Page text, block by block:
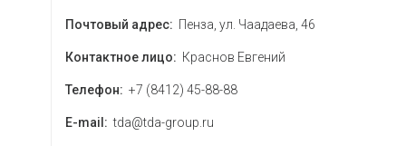
Почтовый адрес: Пенза, ул. Чаадаева, 46
Контактное лицо: Краснов Евгений
Телефон: +7 (8412) 45-88-88
E-mail: tda@tda-group.ru